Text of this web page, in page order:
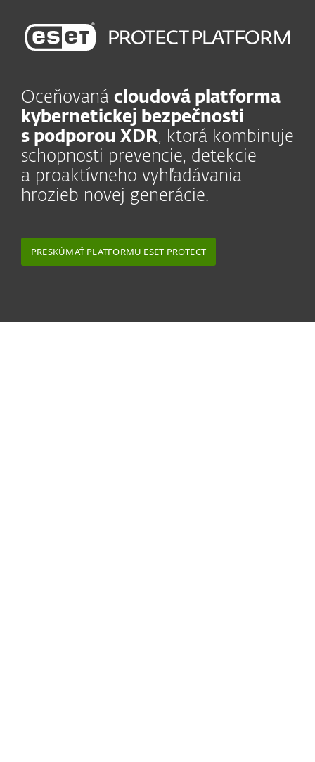
Oceňovaná cloudová platforma
kybernetickej bezpečnosti
s podporou XDR, ktorá kombinuje
schopnosti prevencie, detekcie
a proaktívneho vyhľadávania
hrozieb novej generácie.
PRESKÚMAŤ PLATFORMU ESET PROTECT